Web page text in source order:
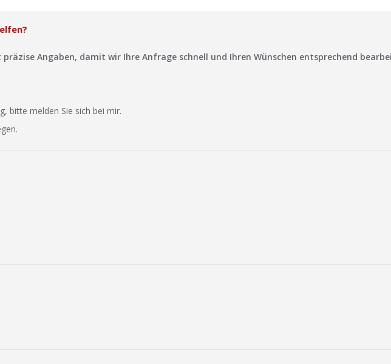
Angaben, damit wir Ihre Anfrage schnell und Ihren Wünschen entsprechend
bitte melden Sie sich bei mir.